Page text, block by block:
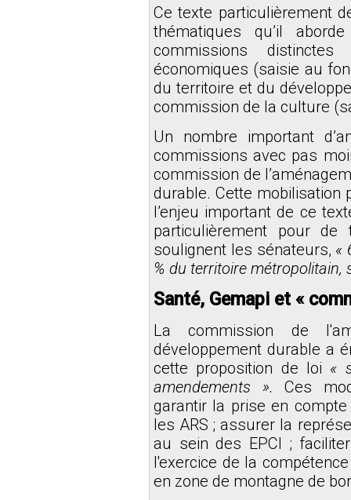
Ce texte particulièrement
thématiques qu’il
commissions
économiques (saisie au
du territoire et du
commission de la culture
Un nombre important
commissions avec pas
commission de
durable. Cette mobilisation
l’enjeu important de ce
particulièrement pour
soulignent les sénateurs, «
% du territoire
Santé, Gemapi et «
La commission de
développement durable a
cette proposition de loi «
amendements ».Ces
garantir la prise en
les ARS ; assurer la
au sein des EPCI ;
l'exercice de la
en zone de montagne de